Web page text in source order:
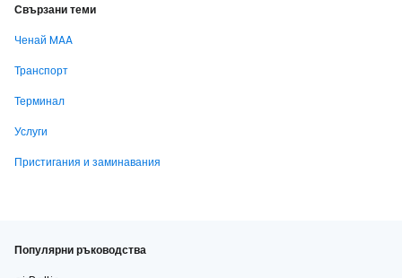
Свързани теми
Ченай MAA
Транспорт
Терминал
Услуги
Пристигания и заминавания
Популярни ръководства